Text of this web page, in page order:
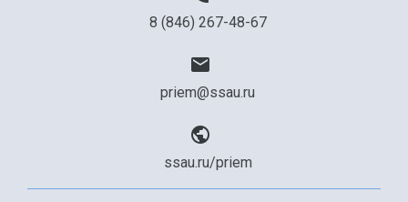
8 (846) 267-48-67
priem@ssau.ru
ssau.ru/priem